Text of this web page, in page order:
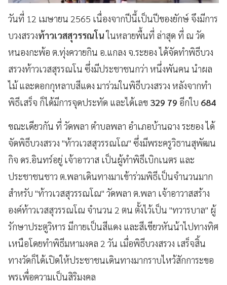
วันที่ 12 เมษายน 2565 เนื่องจากปีนี้เป็นปีของยักษ์ จึงมีการ
บวงสรวงท้าวเวสสุวรรณโนในหลายพื้นที่ ล่าสุด ที่ ณ วัด
หนองกะพ้อ ต.ทุ่งควายกิน อ.แกลง จ.ระยอง ได้จัดทำพิธีบวง
สรวงท้าวเวสสุรรณโน ซึ่งมีประชาชนกว่า หนึ่งพันคน นำผล
ไม้ และดอกกุหลาบสีแดง มาร่วมในพิธีบวงสรวง หลังจากทำ
พิธีเสร็จ ก็ได้มีการจุดประทัด และได้เลข 329 79 อีกใบ 684
ขณะเดียวกัน ที่ วัดพลา ตำบลพลา อำเภอบ้านฉาง ระยอง ได้
จัดพิธีบวงสรวง "ท้าวเวสสุวรรณโณ" ซึ่งมีพระครูวิธานสุพัฒน
กิจ ดร.อินทร์อยู่ เจ้าอาวาส เป็นผู้ทำพิธีเบิกเนตร และ
ประชาชนชาว ต.พลาเดินทางมาเข้าร่วมพิธีเป็นจำนวนมาก
สำหรับ "ท้าวเวสสุวรรณโณ" วัดพลา ต.พลา เจ้าอาวาสสร้าง
องค์ท้าวเวสสุวรรณโณ จำนวน 2 ตน ตั้งไว้เป็น "ทวารบาล" ผู้
รักษาประตูวิหาร มีกายเป็นสีแดง และสีเขียวหันน้าไปทางทิศ
เหนือโดยทำพิธีมหามงคล 2 วัน เมื่อพิธีบวงสรวง เสร็จสิ้น
ทางวัดก็ได้เปิดให้ประชาชนเดินทางมากราบไหว้สักการะขอ
พรเพื่อความเป็นสิริมงคล